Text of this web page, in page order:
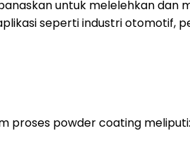
untuk melelehkan
seperti industri otomotif,
proses powder coating meliputi: